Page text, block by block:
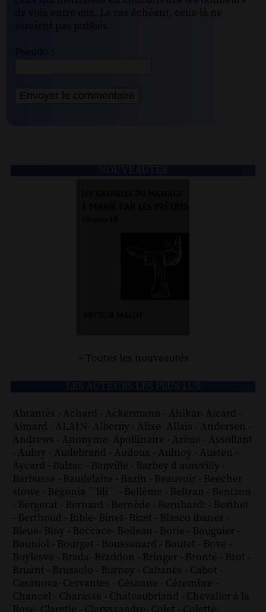
de voix entre eux. Le cas échéant, ceux-là ne
seraient pas publiés.
Pseudo :
> Toutes les nouveautés
Abrantès - Achard - Ackermann - Ahikar- Aicard -
Aimard - ALAIN- Alberny - Alixe- Allais - Andersen -
Andrews - Anonyme- Apollinaire - Arène - Assollant
- Aubry - Audebrand - Audoux - Aulnoy - Austen -
Aycard - Balzac - Banville - Barbey d aurevilly -
Barbusse - Baudelaire - Bazin - Beauvoir - Beecher
stowe - Bégonia ´´lili´´ - Bellême - Beltran - Bentzon
- Bergerat - Bernard - Bernède - Bernhardt - Berthet
- Berthoud - Bible- Binet- Bizet - Blasco ibanez -
Bleue- Bloy - Boccace- Boileau - Borie - Bouguier -
Bouniol - Bourget - Boussenard - Boutet - Bove -
Boylesve - Brada- Braddon - Bringer - Brontë - Brot -
Bruant - Brussolo - Burney - Cabanès - Cabot -
Casanova- Cervantes - Césanne - Cézembre -
Chancel - Charasse - Chateaubriand - Chevalier à la